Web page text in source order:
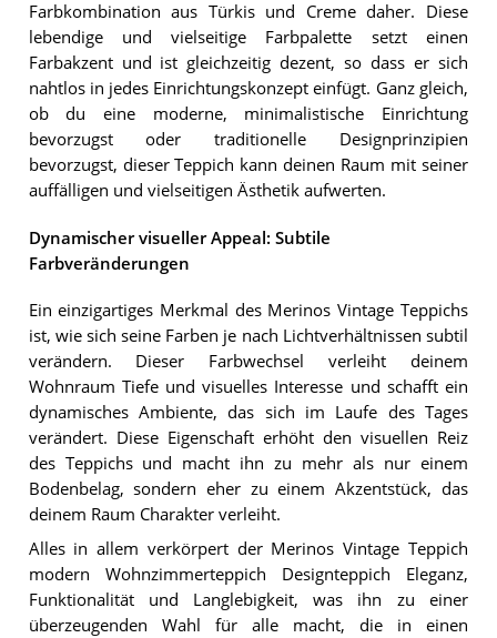
Farbkombination aus Türkis und Creme daher. Diese
lebendige und vielseitige Farbpalette setzt einen
Farbakzent und ist gleichzeitig dezent, so dass er sich
nahtlos in jedes Einrichtungskonzept einfügt. Ganz gleich,
ob du eine moderne, minimalistische Einrichtung
bevorzugst oder traditionelle Designprinzipien
bevorzugst, dieser Teppich kann deinen Raum mit seiner
auffälligen und vielseitigen Ästhetik aufwerten.
Dynamischer visueller Appeal: Subtile
Farbveränderungen
Ein einzigartiges Merkmal des Merinos Vintage Teppichs
ist, wie sich seine Farben je nach Lichtverhältnissen subtil
verändern. Dieser Farbwechsel verleiht deinem
Wohnraum Tiefe und visuelles Interesse und schafft ein
dynamisches Ambiente, das sich im Laufe des Tages
verändert. Diese Eigenschaft erhöht den visuellen Reiz
des Teppichs und macht ihn zu mehr als nur einem
Bodenbelag, sondern eher zu einem Akzentstück, das
deinem Raum Charakter verleiht.
Alles in allem verkörpert der Merinos Vintage Teppich
modern Wohnzimmerteppich Designteppich Eleganz,
Funktionalität und Langlebigkeit, was ihn zu einer
überzeugenden Wahl für alle macht, die in einen